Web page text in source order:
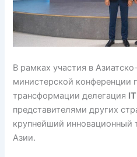
В рамках участия в
министерской конференции
трансформации делегация
представителями других
крупнейший инновационный
Азии.